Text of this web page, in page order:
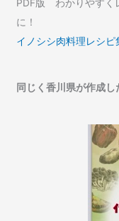
PDF版 わかりやすく
に！
イノシシ肉料理レシピ
同じく香川県が作成